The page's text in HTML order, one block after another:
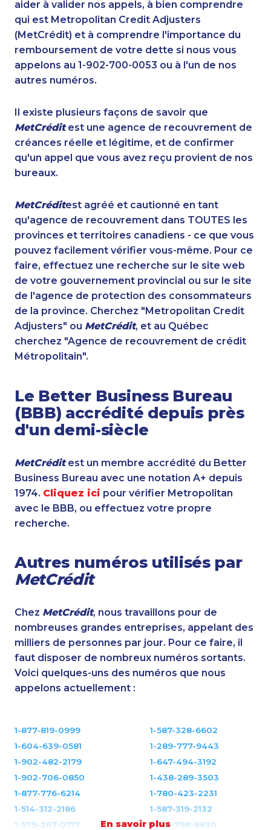
aider à valider nos appels, à bien comprendre
qui est Metropolitan Credit Adjusters
(MetCrédit) et à comprendre l'importance du
remboursement de votre dette si nous vous
appelons au 1-902-700-0053 ou à l'un de nos
autres numéros.
Il existe plusieurs façons de savoir que
MetCréditest une agence de recouvrement de
créances réelle et légitime, et de confirmer
qu'un appel que vous avez reçu provient de nos
bureaux.
MetCréditest agréé et cautionné en tant
qu'agence de recouvrement dans TOUTES les
provinces et territoires canadiens - ce que vous
pouvez facilement vérifier vous-même. Pour ce
faire, effectuez une recherche sur le site web
de votre gouvernement provincial ou sur le site
de l'agence de protection des consommateurs
de la province. Cherchez "Metropolitan Credit
Adjusters" ou MetCrédit, et au Québec
cherchez "Agence de recouvrement de crédit
Métropolitain".
Le Better Business Bureau
(BBB) accrédité depuis près
d'un demi-siècle
MetCréditest un membre accrédité du Better
Business Bureau avec une notation A+ depuis
1974. Cliquez ici pour vérifier Metropolitan
avec le BBB, ou effectuez votre propre
recherche.
Autres numéros utilisés par
MetCrédit
Chez MetCrédit, nous travaillons pour de
nombreuses grandes entreprises, appelant des
milliers de personnes par jour. Pour ce faire, il
faut disposer de nombreux numéros sortants.
Voici quelques-uns des numéros que nous
appelons actuellement :
En savoir plus
1-877-819-0999
1-587-328-6602
1-604-639-0581
1-289-777-9443
1-902-482-2179
1-647-494-3192
1-902-706-0850
1-438-289-3503
1-877-776-6214
1-780-423-2231
1-514-312-2186
1-587-319-2132
1-579-267-0717
1-514-798-8830